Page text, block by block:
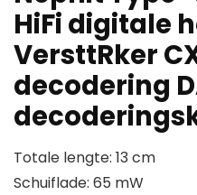
HiFi digitale
VersttRker
decodering
Totale lengte: 13 cm
Schuiflade: 65 mW